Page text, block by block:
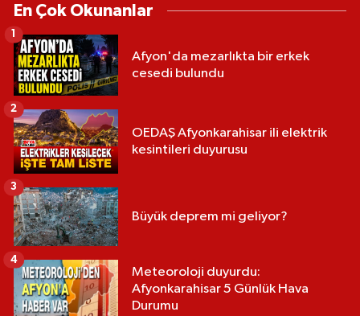
En Çok Okunanlar
Afyon'da mezarlıkta bir erkek
cesedi bulundu
1
OEDAŞ Afyonkarahisar ili elektrik
kesintileri duyurusu
2
Büyük deprem mi geliyor?
3
Meteoroloji duyurdu:
Afyonkarahisar 5 Günlük Hava
Durumu
4